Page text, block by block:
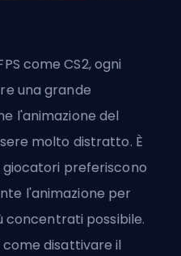
come CS2, ogni
una grande
l'animazione del
molto distratto. È
preferiscono
l'animazione per
concentrati possibile.
disattivare il